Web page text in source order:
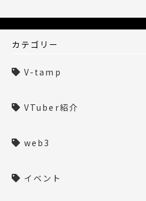
カテゴリー
V-tamp
VTuber紹介
web3
イベント